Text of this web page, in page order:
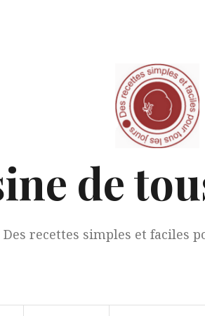
de
Des recettes simples et faciles